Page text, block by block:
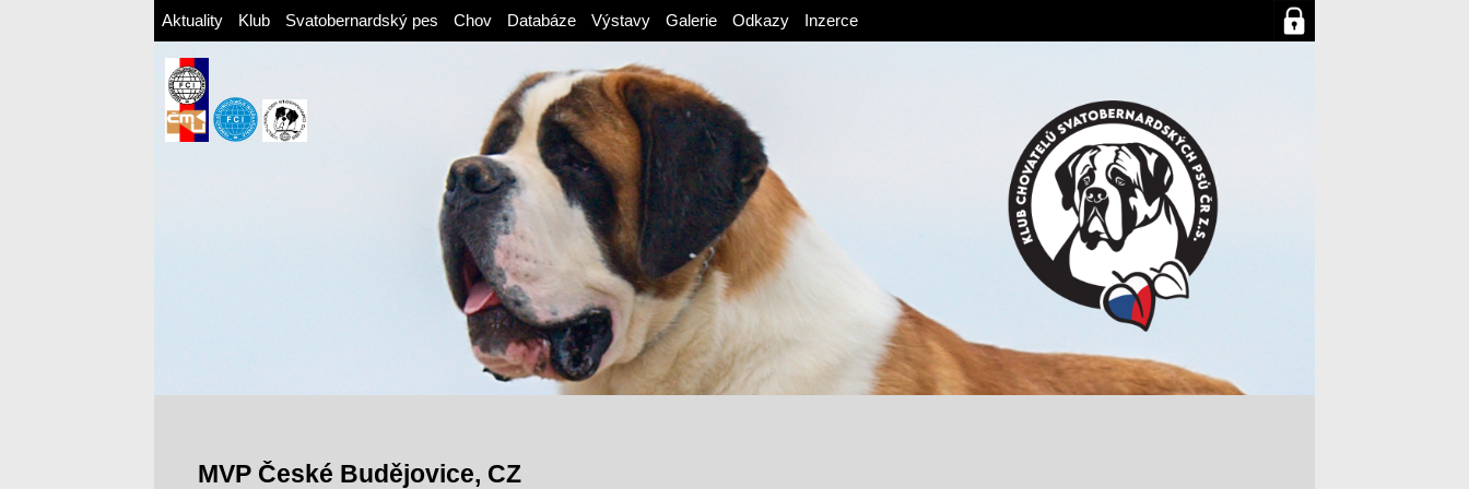
Aktuality Klub Svatobernardský pes Chov Databáze Výstavy Galerie Odkazy Inzerce
MVP České Budějovice, CZ